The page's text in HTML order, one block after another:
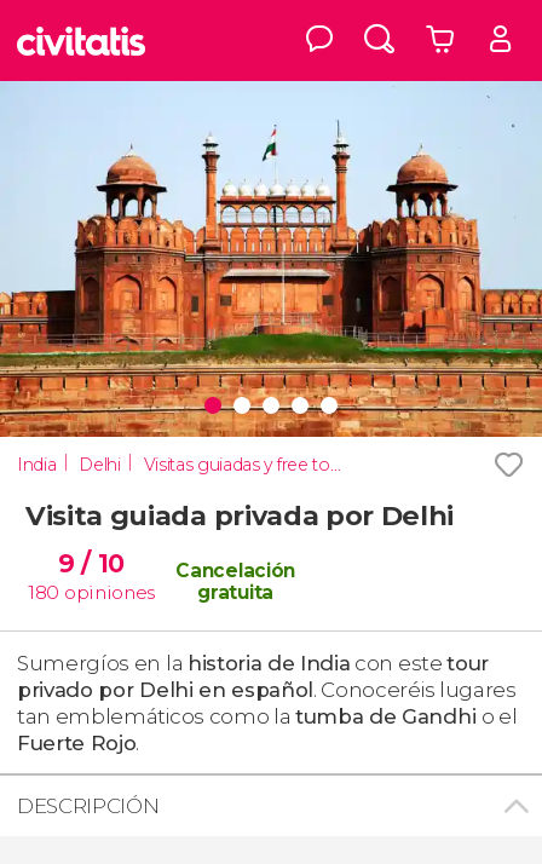
India Delhi Visitas guiadas y free tours
Visita guiada privada por Delhi
9/ 10
180 opiniones
Cancelación
gratuita
Sumergíos en la historia de India con estetour
privado por Delhi en español. Conoceréis lugares
tan emblemáticos como la tumba de Gandhi o el
Fuerte Rojo.
DESCRIPCIÓN